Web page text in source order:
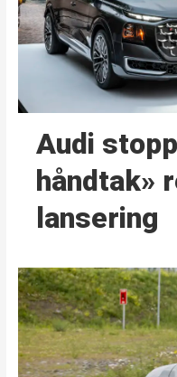
Audi
håndtak»
lansering